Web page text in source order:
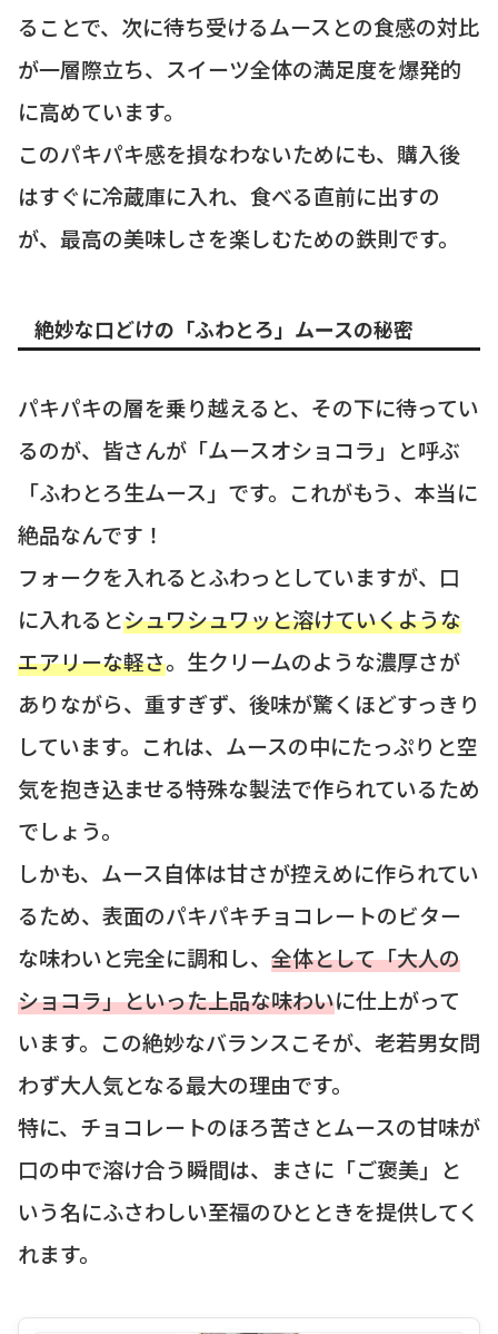
ることで、次に待ち受けるムースとの食感の対比
が一層際立ち、スイーツ全体の満足度を爆発的
に高めています。
このパキパキ感を損なわないためにも、購入後
はすぐに冷蔵庫に入れ、食べる直前に出すの
が、最高の美味しさを楽しむための鉄則です。
絶妙な口どけの「ふわとろ」ムースの秘密
パキパキの層を乗り越えると、その下に待ってい
るのが、皆さんが「ムースオショコラ」と呼ぶ
「ふわとろ生ムース」です。これがもう、本当に
絶品なんです！
フォークを入れるとふわっとしていますが、口
に入れるとシュワシュワッと溶けていくような
エアリーな軽さ。生クリームのような濃厚さが
ありながら、重すぎず、後味が驚くほどすっきり
しています。これは、ムースの中にたっぷりと空
気を抱き込ませる特殊な製法で作られているため
でしょう。
しかも、ムース自体は甘さが控えめに作られてい
るため、表面のパキパキチョコレートのビター
な味わいと完全に調和し、 全体として「大人の
ショコラ」といった上品な味わいに仕上がって
います。この絶妙なバランスこそが、老若男女問
わず大人気となる最大の理由です。
特に、チョコレートのほろ苦さとムースの甘味が
口の中で溶け合う瞬間は、まさに「ご褒美」と
いう名にふさわしい至福のひとときを提供してく
れます。